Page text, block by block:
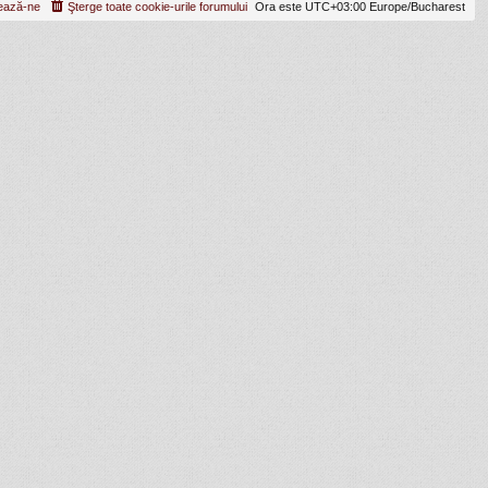
Ora este UTC+03:00 Europe/Bucharest
Şterge toate cookie-urile forumului
ne